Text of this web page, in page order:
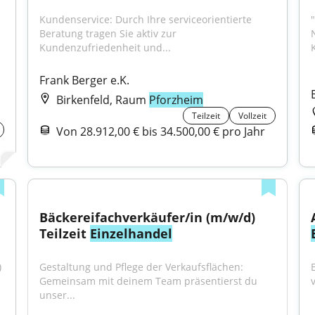
Kundenservice: Durch Ihre serviceorientierte
Beratung tragen Sie aktiv zur
Kundenzufriedenheit und...
Frank Berger e.K.
Birkenfeld, Raum Pforzheim
Teilzeit Vollzeit
Von 28.912,00 € bis 34.500,00 € pro Jahr
Bäckereifachverkäufer/in (m/w/d)
Teilzeit Einzelhandel
Gestaltung und Pflege der Verkaufsflächen:
Gemeinsam mit deinem Team präsentierst du
unser...